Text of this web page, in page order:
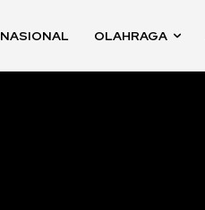
NASIONAL OLAHRAGA